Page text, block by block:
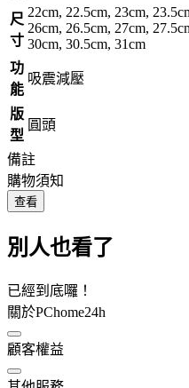
尺
寸
22cm, 22.5cm, 23cm,
26cm, 26.5cm, 27cm,
30cm, 30.5cm, 31cm
功
能
吸震減壓
版
型
圓頭
備註
購物須知
查看
別人也看了
已經到底囉！
關於PChome24h
顧客權益